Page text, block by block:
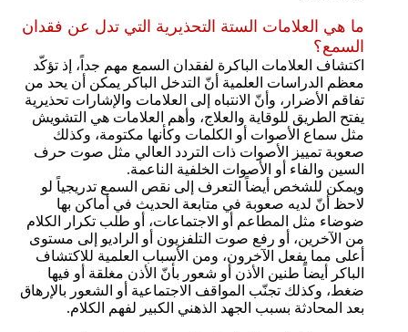
ما هي العلامات الستة التحذيرية التي تدل عن فقدان
السمع؟
اكتشاف العلامات الباكرة لفقدان السمع مهم جداً، إذ تؤكّد
معظم الدراسات العلمية أنّ التدخل الباكر يمكن أن يحد من
تفاقم الأضرار، وأنّ الانتباه إلى العلامات والإشارات تحذيرية
يفتح الطريق للوقاية والعلاج، وأهم العلامات هي التشويش
مثل سماع الأصوات أو الكلمات وكأنها مكتومة، وكذلك
صعوبة تمييز الأصوات ذات التردد العالي مثل صوت حرف
السين والفاء أو الأصوات الخلفية الناعمة.
ويمكن للشخص أيضاً التعرف إلى نقص السمع تدريجياً لو
لاحظ أنّ لديه صعوبة في متابعة الحديث في أماكن بها
ضوضاء مثل المطاعم أو الاجتماعات، أو طلب تكرار الكلام
من الآخرين، أو رفع صوت التلفزيون أو الراديو إلى مستوى
أعلى مما يفعل الآخرون، ومن الأسباب العلمية للاكتشاف
الباكر أيضاً طنين الأذن أو شعور بأنّ الأذن مغلقة أو فيها
ضغط، وكذلك تجنّب المواقف الاجتماعية أو الشعور بالإرهاق
بعد المحادثة بسبب الجهد الذهني الكبير لفهم الكلام.